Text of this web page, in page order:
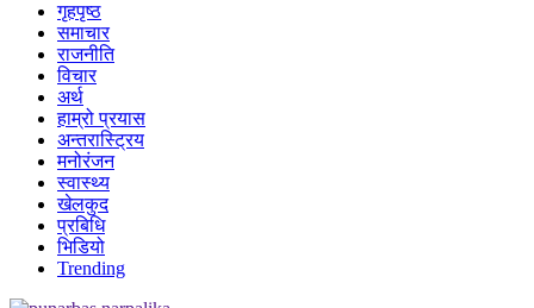
गृहपृष्ठ
समाचार
राजनीति
विचार
अर्थ
हाम्रो प्रयास
अन्तरास्ट्रिय
मनोरंजन
स्वास्थ्य
खेलकुद
प्रबिधि
भिडियो
Trending